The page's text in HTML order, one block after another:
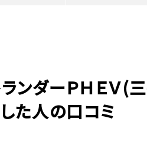
ンダーＰＨＥＶ(
た人の口コミ